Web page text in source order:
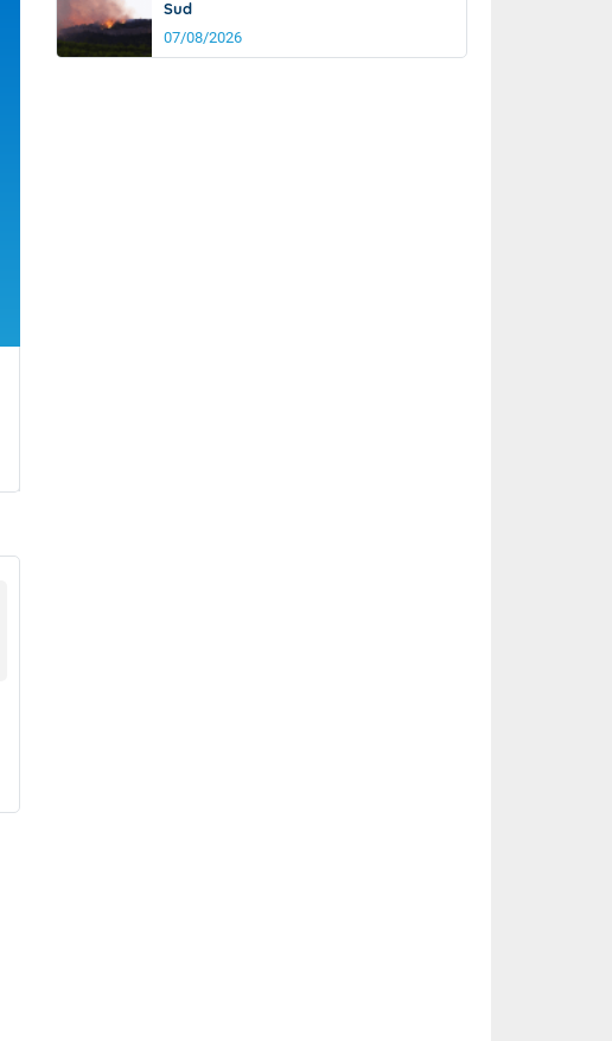
Sud
07/08/2026